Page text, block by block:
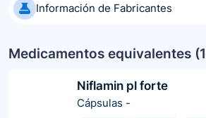
Información de Fabricantes
Medicamentos equivalentes (1
Niflamin pl forte
Cápsulas -